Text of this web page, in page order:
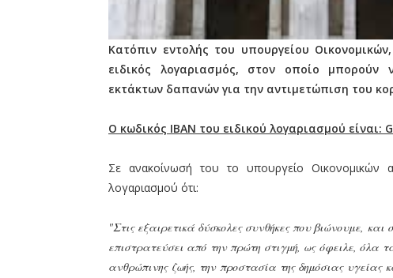
Κατόπιν εντολής του υπουργείου
ειδικός λογαριασμός, στον οποίο
εκτάκτων δαπανών για την αντιμετώπιση του
Ο κωδικός ΙΒΑΝ του ειδικού λογαριασμού είναι:
Σε ανακοίνωσή του το υπουργείο Οικονομικών
λογαριασμού ότι:
"Στις εξαιρετικά δύσκολες συνθήκες που βιώνουμε,
επιστρατεύσει από την πρώτη στιγμή, ως όφειλε, όλα
ανθρώπινης ζωής, την προστασία της δημόσιας υγείας